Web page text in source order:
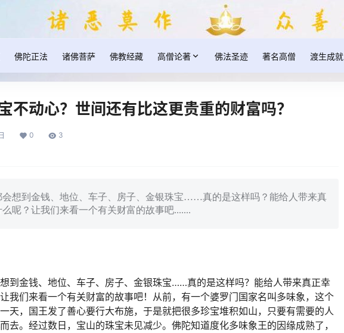
佛陀正法 诸佛菩萨 佛教经藏 高僧论著 佛法圣迹 著名高僧 渡生成就
不动心？世间还有比这更贵重的财富吗？
0 3
会想到金钱、地位、车子、房子、金银珠宝……真的是这样吗？能给人带来真
呢？让我们来看一个有关财富的故事吧.......
到金钱、地位、车子、房子、金银珠宝……真的是这样吗？能给人带来真正幸
我们来看一个有关财富的故事吧！从前，有一个婆罗门国家名叫多味象，这个
天，国王发了善心要行大布施，于是就把很多珍宝堆积如山，只要有需要的人
去。经过数日，宝山的珠宝未见减少。佛陀知道度化多味象王的因缘成熟了，